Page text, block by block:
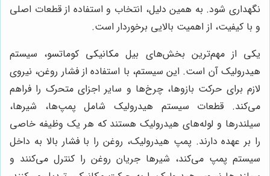
نگهداری شود. به همین دلیل، انتخاب و استفاده از قطعات اصلی
و با کیفیت، از اهمیت بالایی برخوردار است.
یکی از مهم‌ترین بخش‌های بیل مکانیکی کوماتسو، سیستم
هیدرولیک آن است. این سیستم، با استفاده از فشار روغن، نیروی
لازم برای حرکت بازوها، چرخ‌ها و سایر اجزای متحرک را فراهم
می‌کند. قطعات سیستم هیدرولیک شامل پمپ‌ها، شیرها،
سیلندرها و لوله‌های هیدرولیک هستند که هر یک وظیفه خاصی
را بر عهده دارند. پمپ هیدرولیک، روغن را با فشار بالا به داخل
سیستم پمپ می‌کند، شیرها جریان روغن را کنترل می‌کنند و